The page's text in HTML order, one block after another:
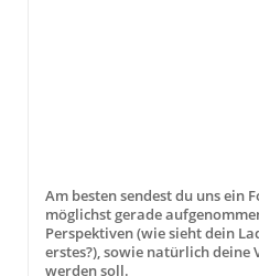
Am besten sendest du uns ein
möglichst gerade
Perspektiven (wie sieht dein
erstes?), sowie natürlich deine
werden soll.